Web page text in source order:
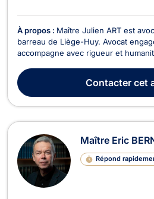
À propos : Maître Julien ART est
barreau de Liège-Huy. Avocat
accompagne avec rigueur et
intervient notamment en droit civil,
mineurs ainsi qu’en droit pénal. Ses
Contactercet
Maître Eric
Répond